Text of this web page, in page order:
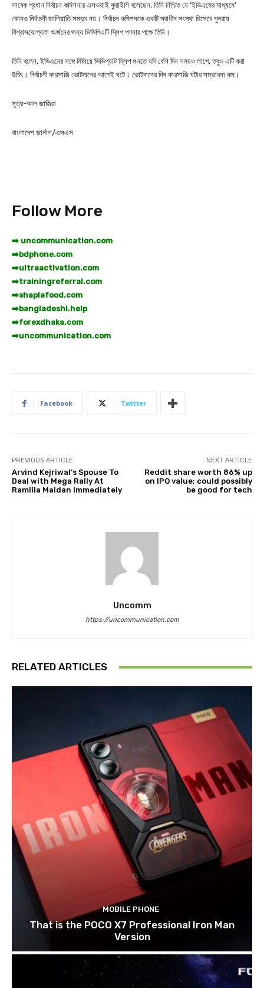
সাবেক প্রধান নির্বাচন কমিশনার এসওয়াই কুরাইশি বলেছেন, তিনি নিশ্চিত যে ‘ইভিএমের মাধ্যমে’
কোনও নির্বাচনী জালিয়াতি সম্ভব নয়। নির্বাচন কমিশনকে একটি স্বাধীন সংস্থা হিসেবে পুনরায়
বিশ্বাসযোগ্যতা অর্জনের জন্য ভিভিপিএটি স্লিপ গণনার পক্ষে তিনি।
তিনি বলেন, ইভিএমের সঙ্গে মিলিয়ে ভিভিপ্যাট স্লিপ গুনতে যদি বেশি দিন সময়ও লাগে, তবুও এটি করা
উচিৎ। নির্বাচনী কারসাজি ভোটদানের আগেই ঘটে। ভোটদানের দিন কারসাজি ঘটার সম্ভাবনা কম।
সূত্র-আল জাজিরা
বাংলাদেশ জার্নাল/এসএস
Follow More
➡️ uncommunication.com
➡️bdphone.com
➡️ultraactivation.com
➡️trainingreferral.com
➡️shaplafood.com
➡️bangladeshi.help
➡️forexdhaka.com
➡️uncommunication.com
Facebook Twitter
PREVIOUS ARTICLE
Arvind Kejriwal’s Spouse To
Deal with Mega Rally At
Ramlila Maidan Immediately
NEXT ARTICLE
Reddit share worth 86% up
on IPO value; could possibly
be good for tech
Uncomm
https://uncommunication.com
RELATED ARTICLES
MOBILE PHONE
That is the POCO X7 Professional Iron Man
Version